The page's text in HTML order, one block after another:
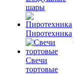
шары
Пиротехника
Свечи
тортовые